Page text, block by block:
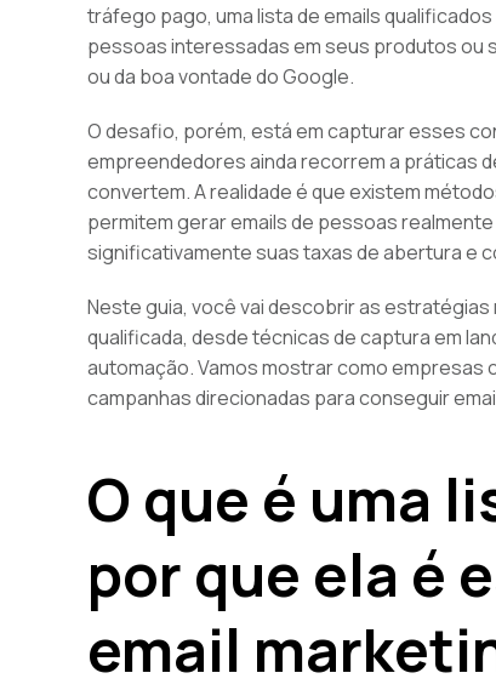
tráfego pago, uma lista de emails
pessoas interessadas em seus produtos ou
ou da boa vontade do Google.
O desafio, porém, está em capturar esses
empreendedores ainda recorrem a práticas
convertem. A realidade é que existem
permitem gerar emails de pessoas
significativamente suas taxas de abertura e
Neste guia, você vai descobrir as
qualificada, desde técnicas de captura em
automação. Vamos mostrar como empresas
campanhas direcionadas para conseguir
O que é uma
por que ela é
email